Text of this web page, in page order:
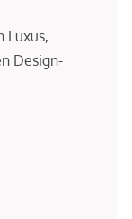
Luxus,
Design-